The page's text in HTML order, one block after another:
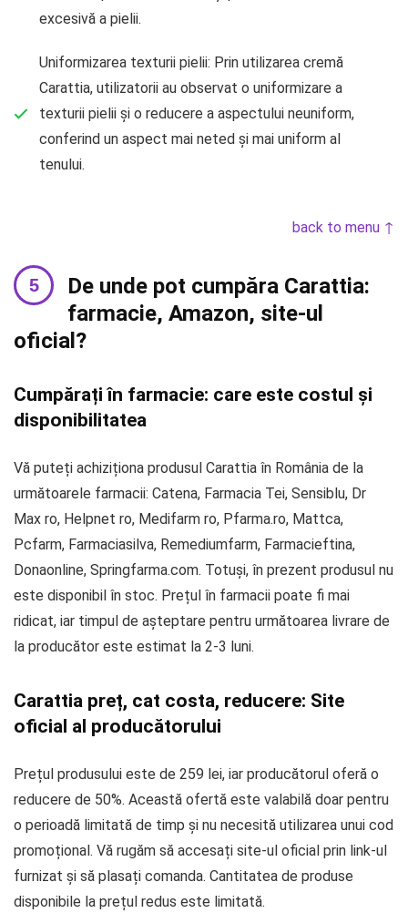
excesivă a pielii.
Uniformizarea texturii pielii: Prin utilizarea cremă
Carattia, utilizatorii au observat o uniformizare a
texturii pielii și o reducere a aspectului neuniform,
conferind un aspect mai neted și mai uniform al
tenului.
back to menu ↑
De unde pot cumpăra Carattia:
farmacie, Amazon, site-ul
oficial?
Cumpărați în farmacie: care este costul și
disponibilitatea
Vă puteți achiziționa produsul Carattia în România de la
următoarele farmacii: Catena, Farmacia Tei, Sensiblu, Dr
Max ro, Helpnet ro, Medifarm ro, Pfarma.ro, Mattca,
Pcfarm, Farmaciasilva, Remediumfarm, Farmacieftina,
Donaonline, Springfarma.com. Totuși, în prezent produsul nu
este disponibil în stoc. Prețul în farmacii poate fi mai
ridicat, iar timpul de așteptare pentru următoarea livrare de
la producător este estimat la 2-3 luni.
Carattia preț, cat costa, reducere: Site
oficial al producătorului
Prețul produsului este de 259 lei, iar producătorul oferă o
reducere de 50%. Această ofertă este valabilă doar pentru
o perioadă limitată de timp și nu necesită utilizarea unui cod
promoțional. Vă rugăm să accesați site-ul oficial prin link-ul
furnizat și să plasați comanda. Cantitatea de produse
disponibile la prețul redus este limitată.